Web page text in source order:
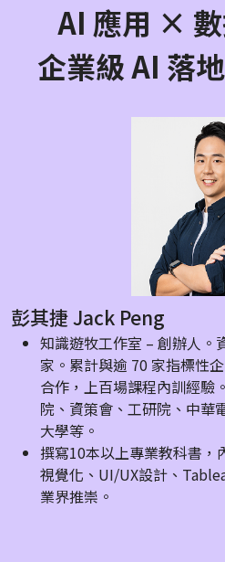
AI 應用 ×
企業級 AI 落
彭其捷 Jack Peng
知識遊牧工作室 – 創辦人。
家。累計與逾 70 家指標性
合作，上百場課程內訓經驗
院、資策會、工研院、中華
大學等。
撰寫10本以上專業教科書，
視覺化、UI/UX設計、
業界推崇。